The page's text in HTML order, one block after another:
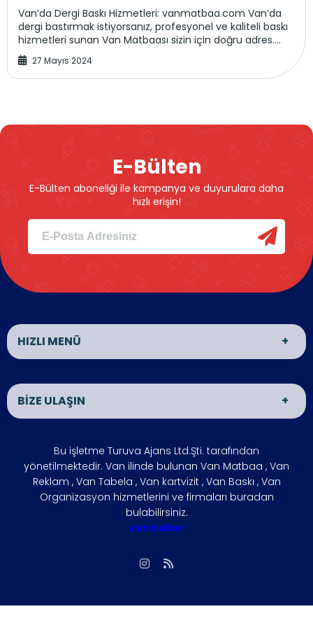
Van’da Dergi Baskı Hizmetleri: vanmatbaa.com Van’da
dergi bastırmak istiyorsanız, profesyonel ve kaliteli baskı
hizmetleri sunan Van Matbaası sizin için doğru adres.
vanmatbaa.com üzerinde...
27 Mayıs 2024
E-Bülten
E-Bülten aboneliği ile kampanya ve duyurulara daha
hızlı erişin!
HIZLI MENÜ
Van Matbaa
Van Reklam
Van Organizasyon
İLETİŞİM
HAKKIMIZDA
VAN HABER
İŞLETMENİZİ
BÜYÜTÜN
ÇÖZÜM
ORTAKLARIMIZ
FOTO GALERİ
SIKÇA
BİZE ULAŞIN
ADRES
VAN
ÇALIŞMA SAATLERİ
Hafta içi : 09:00 - 18:00
Bu işletme Turuva Ajans Ltd.Şti. tarafından
yönetilmektedir. Van ilinde bulunan Van Matbaa , Van
Reklam , Van Tabela , Van kartvizit , Van Baskı , Van
Organizasyon hizmetlerini ve firmaları buradan
bulabilirsiniz.
van haber